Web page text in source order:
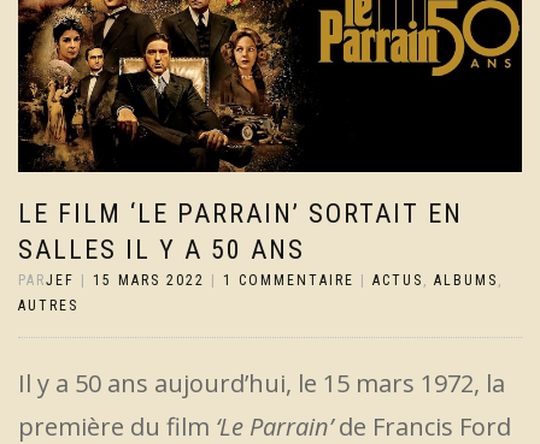
LE FILM ‘LE PARRAIN’ SORTAIT EN
SALLES IL Y A 50 ANS
PARJEF 15 MARS 2022 1 COMMENTAIRE ACTUS , ALBUMS ,
AUTRES
Il y a 50 ans aujourd’hui, le 15 mars 1972, la
première du film ‘Le Parrain’de Francis Ford